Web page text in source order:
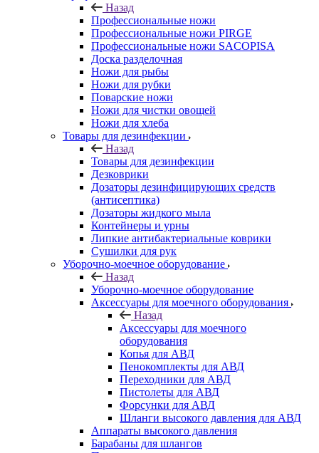
Назад
Профессиональные ножи
Профессиональные ножи PIRGE
Профессиональные ножи SACOPISA
Доска разделочная
Ножи для рыбы
Ножи для рубки
Поварские ножи
Ножи для чистки овощей
Ножи для хлеба
Товары для дезинфекции
Назад
Товары для дезинфекции
Дезковрики
Дозаторы дезинфицирующих средств
(антисептика)
Дозаторы жидкого мыла
Контейнеры и урны
Липкие антибактериальные коврики
Сушилки для рук
Уборочно-моечное оборудование
Назад
Уборочно-моечное оборудование
Аксессуары для моечного оборудования
Назад
Аксессуары для моечного
оборудования
Копья для АВД
Пенокомплекты для АВД
Переходники для АВД
Пистолеты для АВД
Форсунки для АВД
Шланги высокого давления для АВД
Аппараты высокого давления
Барабаны для шлангов